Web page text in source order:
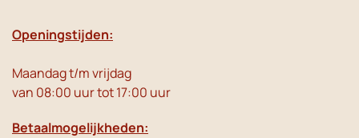
Openingstijden:
Maandag t/m vrijdag
van 08:00 uur tot 17:00 uur
Betaalmogelijkheden: